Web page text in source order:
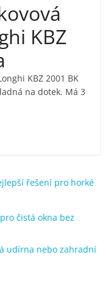
KBZ
KBZ 2001 BK
na dotek. Má 3
řešení pro horké
čistá okna bez
udírna nebo zahradní